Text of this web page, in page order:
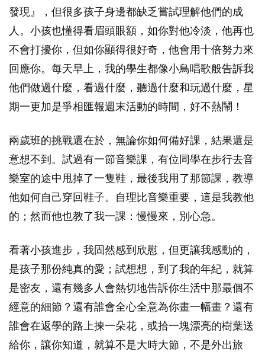
發現』，但很多孩子身邊都缺乏嘗試理解他們的成
人。小孩也懂得看眉頭眼額，如你對他冷淡，他再也
不會打擾你，但如你顯得很好奇，他會用十倍努力來
回應你。每天早上，我的學生都像小鳥唱歌般告訴我
他們做過什麼，看過什麼，聽過什麼和玩過什麼，星
期一更加是爭相匯報週末活動的時間，好不熱鬧！
兩歲班的挑戰還在於，無論你如何備好課，結果還是
意想不到。試過有一節音樂課，有位同學在步行去音
樂室的途中甩掉了一隻鞋，最後我用了那節課，教導
他如何自己穿回鞋子。自理比音樂重要，這是我教他
的；然而他也教了我一課：慢慢來，別心急。
看著小孩進步，我固然感到欣慰，但更讓我感動的，
是孩子那份純真的愛；試想想，到了我的年紀，就算
是密友，還有幾多人會熱切地告訴你生活中那最個不
經意的細節？還有誰會全心全意為你畫一幅畫？還有
誰會在返學的路上揀一朵花，或拾一塊漂亮的樹葉送
給你，讓你知道，就算不是大時大節，不是外出旅